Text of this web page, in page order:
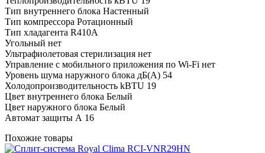
Тип внутреннего блока Настенный
Тип компрессора Ротационный
Тип хладагента R410A
Угольный нет
Ультрафиолетовая стерилизация нет
Управление c мобильного приложения по Wi-Fi нет
Уровень шума наружного блока дБ(А) 54
Холодопроизводительность kBTU 19
Цвет внутреннего блока Белый
Цвет наружного блока Белый
Автомат защиты А 16
Похожие товары